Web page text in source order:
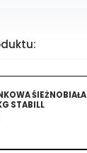
produktu
PŁYTA
POD
PANELE
ŚIEŻNOBIAŁA
STABILL